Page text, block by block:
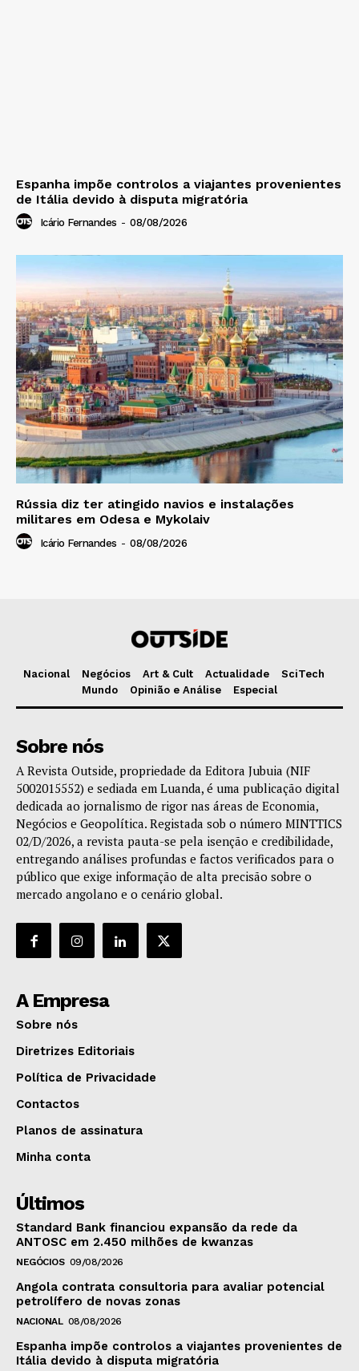
Espanha impõe controlos a viajantes provenientes
de Itália devido à disputa migratória
Icário Fernandes - 08/08/2026
Rússia diz ter atingido navios e instalações
militares em Odesa e Mykolaiv
Icário Fernandes - 08/08/2026
Nacional Negócios Art & Cult Actualidade
SciTech
Mundo
Opinião e Análise Especial
Sobre nós
A Revista Outside, propriedade da Editora Jubuia (NIF
5002015552) e sediada em Luanda, é uma publicação digital
dedicada ao jornalismo de rigor nas áreas de Economia,
Negócios e Geopolítica. Registada sob o número MINTTICS
02/D/2026, a revista pauta-se pela isenção e credibilidade,
entregando análises profundas e factos verificados para o
público que exige informação de alta precisão sobre o
mercado angolano e o cenário global.
A Empresa
Sobre nós
Diretrizes Editoriais
Política de Privacidade
Contactos
Planos de assinatura
Minha conta
Últimos
Standard Bank financiou expansão da rede da
ANTOSC em 2.450 milhões de kwanzas
NEGÓCIOS 09/08/2026
Angola contrata consultoria para avaliar potencial
petrolífero de novas zonas
NACIONAL 08/08/2026
Espanha impõe controlos a viajantes provenientes de
Itália devido à disputa migratória